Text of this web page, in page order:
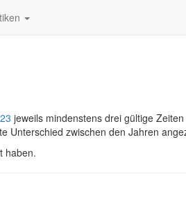
jeweils mindenstens drei gültige
Unterschied zwischen den Jahren
haben.